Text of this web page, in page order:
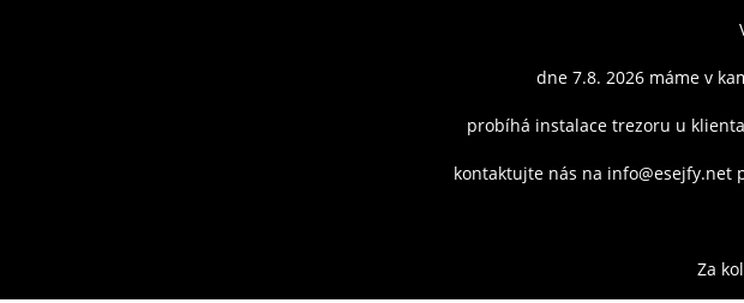
dne 7.8. 2026 máme v
probíhá instalace trezoru u
kontaktujte nás na info@esejfy.net
Za